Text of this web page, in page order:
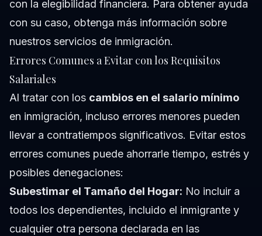
con la elegibilidad financiera. Para obtener ayuda
con su caso, obtenga más información sobre
nuestros servicios de inmigración.
Errores Comunes a Evitar con los Requisitos
Salariales
Al tratar con los cambios en el salario mínimo
en inmigración, incluso errores menores pueden
llevar a contratiempos significativos. Evitar estos
errores comunes puede ahorrarle tiempo, estrés y
posibles denegaciones:
Subestimar el Tamaño del Hogar: No incluir a
todos los dependientes, incluido el inmigrante y
cualquier otra persona declarada en las